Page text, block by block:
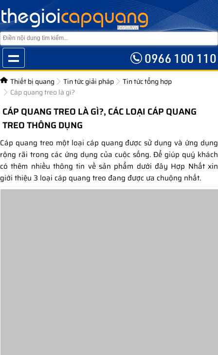
Thiết bị quang Tin tức giải pháp
Tin tức tổng hợp
Cáp quang treo là gì?
CÁP QUANG TREO LÀ GÌ?, CÁC LOẠI CÁP QUANG
TREO THÔNG DỤNG
Cáp quang treo một loại cáp quang được sử dụng và ứng dụng
rộng rãi trong các ứng dụng của cuộc sống. Để giúp quý khách
có thêm nhiều thông tin về sản phẩm dưới đây Hợp Nhất xin
giới thiệu 3 loại cáp quang treo đang được ưa chuộng nhất.